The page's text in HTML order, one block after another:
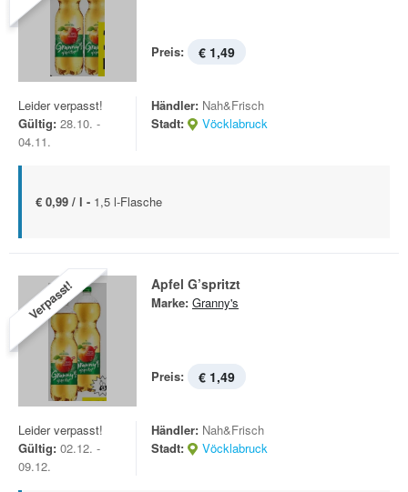
Preis: € 1,49
Leider verpasst!
Gültig: 28.10. -
04.11.
Händler: Nah&Frisch
Stadt:
Vöcklabruck
€ 0,99 / l - 1,5 l-Flasche
Verpasst! Apfel G’spritzt
Marke: Granny's
Preis: € 1,49
Leider verpasst!
Gültig: 02.12. -
09.12.
Händler: Nah&Frisch
Stadt:
Vöcklabruck